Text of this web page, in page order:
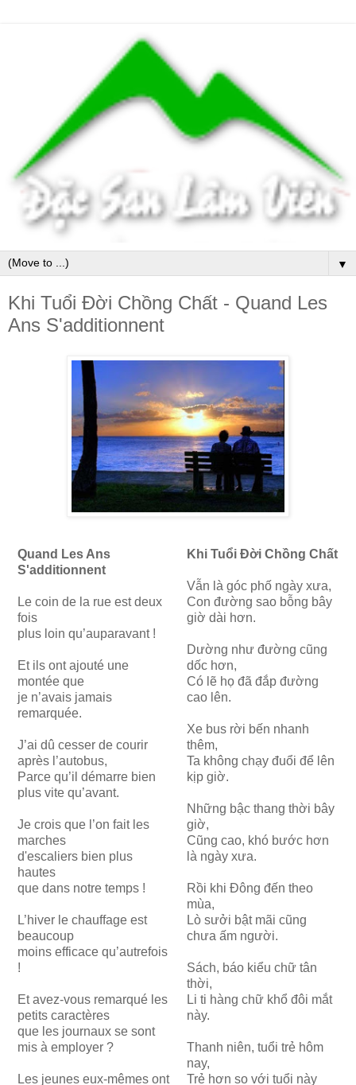
▼
Khi Tuổi Đời Chồng Chất - Quand Les
Ans S'additionnent
Quand Les Ans
S'additionnent
Le coin de la rue est deux
fois
plus loin qu’auparavant !
Et ils ont ajouté une
montée que
je n’avais jamais
remarquée.
J’ai dû cesser de courir
après l’autobus,
Parce qu’il démarre bien
plus vite qu’avant.
Je crois que l’on fait les
marches
d'escaliers bien plus
hautes
que dans notre temps !
L’hiver le chauffage est
beaucoup
moins efficace qu’autrefois
!
Et avez-vous remarqué les
petits caractères
que les journaux se sont
mis à employer ?
Les jeunes eux-mêmes ont
Khi Tuổi Đời Chồng Chất
Vẫn là góc phố ngày xưa,
Con đường sao bỗng bây
giờ dài hơn.
Dường như đường cũng
dốc hơn,
Có lẽ họ đã đắp đường
cao lên.
Xe bus rời bến nhanh
thêm,
Ta không chạy đuổi để lên
kịp giờ.
Những bậc thang thời bây
giờ,
Cũng cao, khó bước hơn
là ngày xưa.
Rồi khi Đông đến theo
mùa,
Lò sưởi bật mãi cũng
chưa ấm người.
Sách, báo kiểu chữ tân
thời,
Li ti hàng chữ khổ đôi mắt
này.
Thanh niên, tuổi trẻ hôm
nay,
Trẻ hơn so với tuổi này